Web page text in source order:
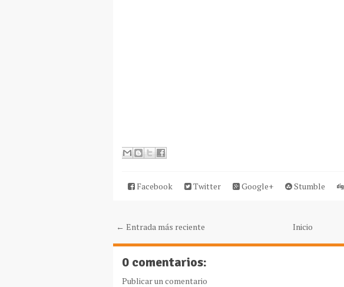
Facebook Twitter Google+ Stumble
← Entrada más reciente Inicio
0 comentarios:
Publicar un comentario